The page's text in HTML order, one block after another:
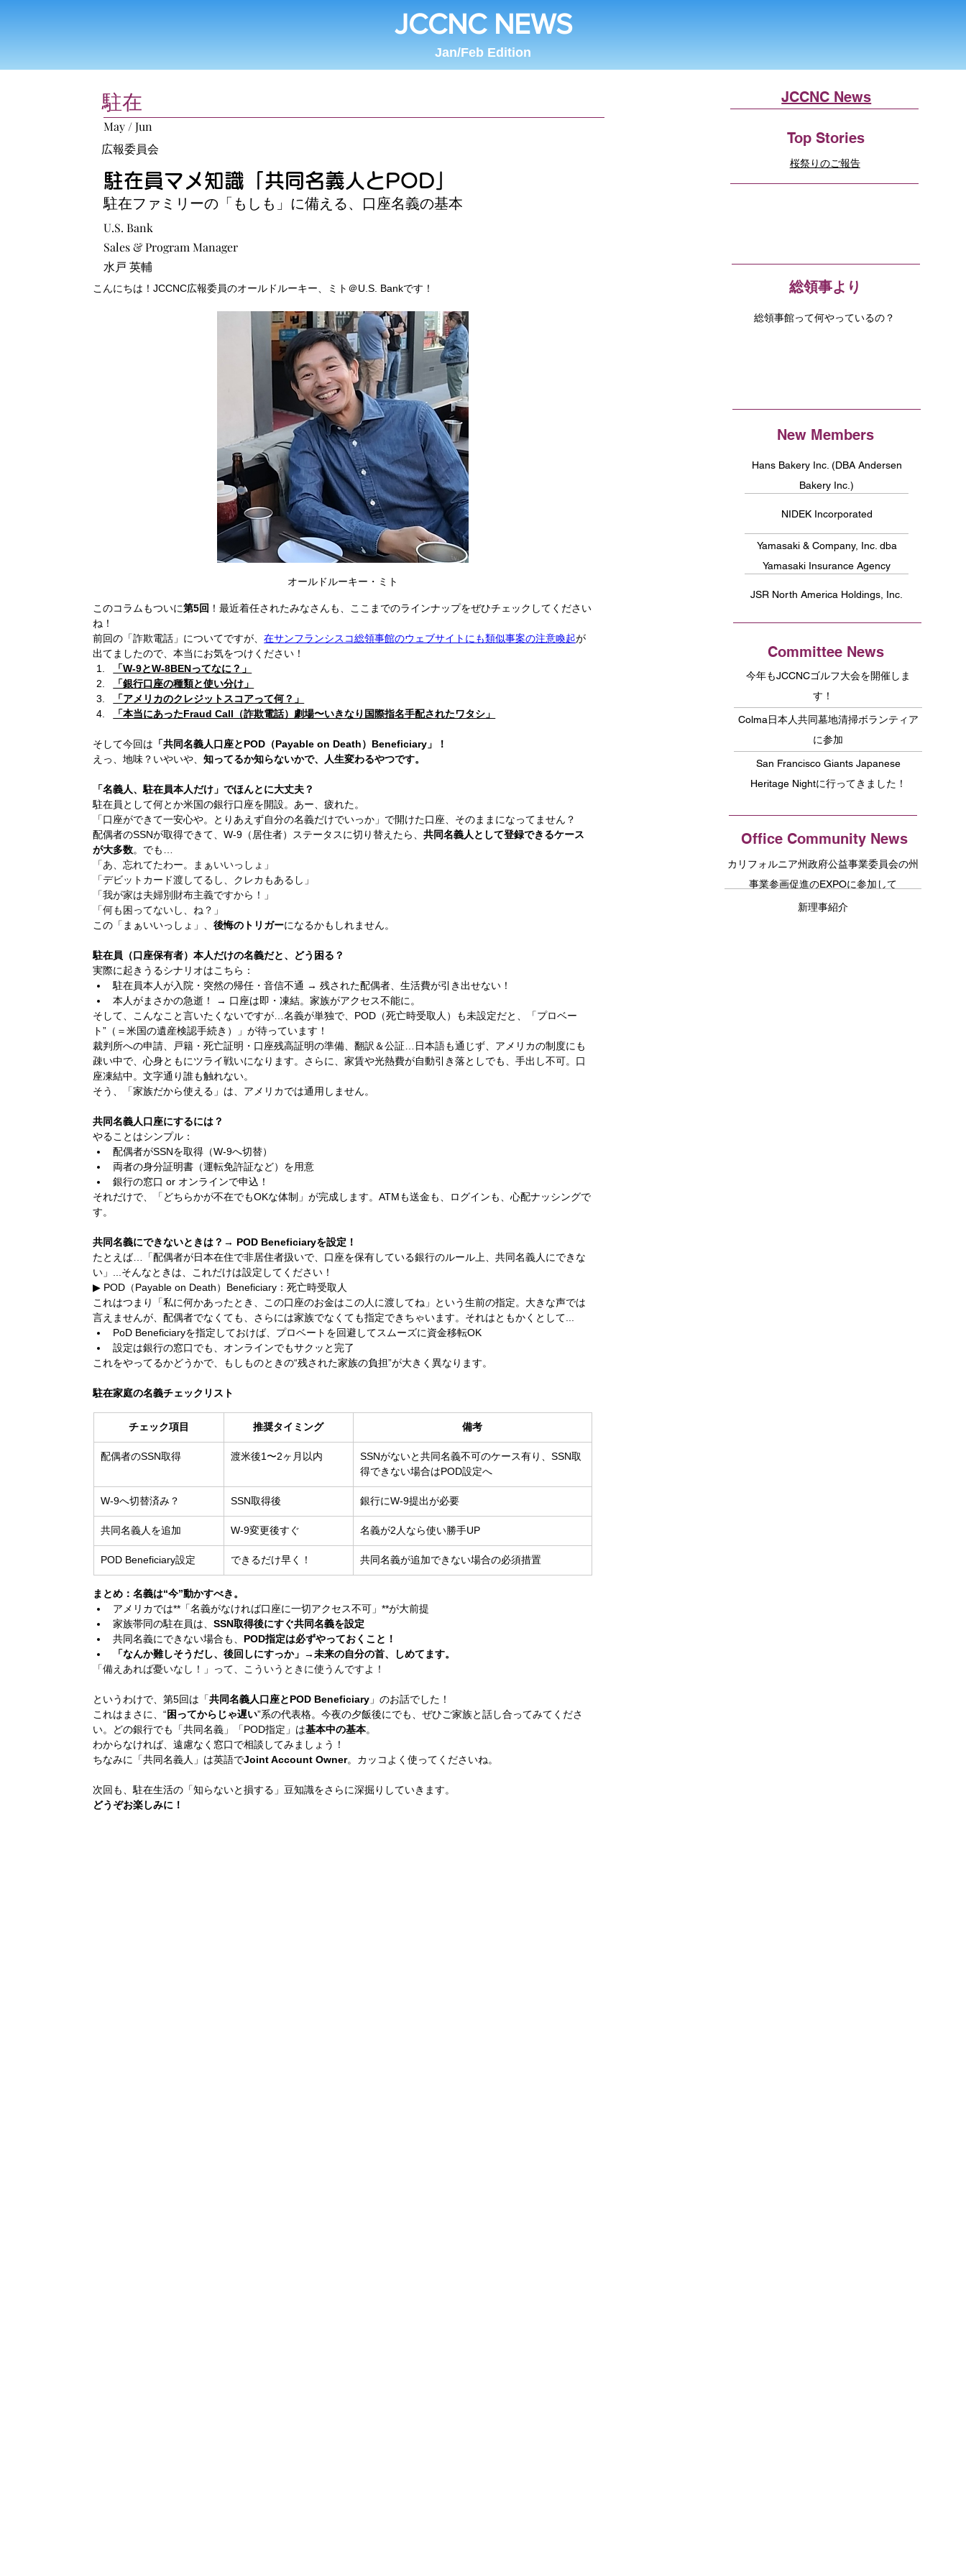
JCCNC NEWS
Jan/Feb Edition
駐在
May / Jun
広報委員会
駐在員マメ知識「共同名義人とPOD」
駐在ファミリーの「もしも」に備える、口座名義の基本
U.S. Bank
Sales & Program Manager
水戸 英輔
こんにちは！JCCNC広報委員のオールドルーキー、ミト＠U.S. Bankです！
オールドルーキー・ミト
このコラムもついに第5回 ！最近着任されたみなさんも、ここまでのラインナップをぜひチェックしてください
ね！
前回の「詐欺電話」についてですが、在サンフランシスコ総領事館のウェブサイトにも類似事案の注意喚起が
出てましたので、本当にお気をつけください！
「W-9とW-8BENってなに？」
「銀行口座の種類と使い分け」
「アメリカのクレジットスコアって何？」
「本当にあったFraud Call（詐欺電話）劇場〜いきなり国際指名手配されたワタシ」
そして今回は 「共同名義人口座とPOD（Payable on Death）Beneficiary」！
えっ、地味？いやいや、知ってるか知らないかで、人生変わるやつです。
「名義人、駐在員本人だけ」でほんとに大丈夫？
駐在員として何とか米国の銀行口座を開設。あー、疲れた。
「口座ができて一安心や。とりあえず自分の名義だけでいっか」で開けた口座、そのままになってません？
配偶者のSSNが取得できて、W-9（居住者）ステータスに切り替えたら、共同名義人として登録できるケース
が大多数。でも…
「あ、忘れてたわー。まぁいいっしょ」
「デビットカード渡してるし、クレカもあるし」
「我が家は夫婦別財布主義ですから！」
「何も困ってないし、ね？」
この「まぁいいっしょ」、後悔のトリガーになるかもしれません。
駐在員（口座保有者）本人だけの名義だと、どう困る？
実際に起きうるシナリオはこちら：
駐在員本人が入院・突然の帰任・音信不通 → 残された配偶者、生活費が引き出せない！
本人がまさかの急逝！ → 口座は即・凍結。家族がアクセス不能に。
そして、こんなこと言いたくないですが…名義が単独で、POD（死亡時受取人）も未設定だと、「プロベー
ト”（＝米国の遺産検認手続き）」が待っています！
裁判所への申請、戸籍・死亡証明・口座残高証明の準備、翻訳＆公証…日本語も通じず、アメリカの制度にも
疎い中で、心身ともにツライ戦いになります。さらに、家賃や光熱費が自動引き落としでも、手出し不可。口
座凍結中。文字通り誰も触れない。
そう、「家族だから使える」は、アメリカでは通用しません。
共同名義人口座にするには？
やることはシンプル：
配偶者がSSNを取得（W-9へ切替）
両者の身分証明書（運転免許証など）を用意
銀行の窓口 or オンラインで申込！
それだけで、「どちらかが不在でもOKな体制」が完成します。ATMも送金も、ログインも、心配ナッシングで
す。
共同名義にできないときは？→ POD Beneficiaryを設定！
たとえば…「配偶者が日本在住で非居住者扱いで、口座を保有している銀行のルール上、共同名義人にできな
い」...そんなときは、これだけは設定してください！
▶ POD（Payable on Death）Beneficiary：死亡時受取人
これはつまり「私に何かあったとき、この口座のお金はこの人に渡してね」という生前の指定。大きな声では
言えませんが、配偶者でなくても、さらには家族でなくても指定できちゃいます。それはともかくとして...
PoD Beneficiaryを指定しておけば、プロベートを回避してスムーズに資金移転OK
設定は銀行の窓口でも、オンラインでもサクッと完了
これをやってるかどうかで、もしものときの“残された家族の負担”が大きく異なります。
駐在家庭の名義チェックリスト
チェック項目 推奨タイミング 備考
配偶者のSSN取得 渡米後1〜2ヶ月以内
SSNがないと共同名義不可のケース有り、SSN取
得できない場合はPOD設定へ
W-9へ切替済み？ SSN取得後 銀行にW-9提出が必要
共同名義人を追加 W-9変更後すぐ 名義が2人なら使い勝手UP
POD Beneficiary設定 できるだけ早く！ 共同名義が追加できない場合の必須措置
まとめ：名義は“今”動かすべき。
アメリカでは**「名義がなければ口座に一切アクセス不可」**が大前提
家族帯同の駐在員は、SSN取得後にすぐ共同名義を設定
共同名義にできない場合も、 POD指定は必ずやっておくこと！
「なんか難しそうだし、後回しにすっか」→未来の自分の首、しめてます。
「備えあれば憂いなし！」って、こういうときに使うんですよ！
というわけで、第5回は「共同名義人口座とPOD Beneficiary 」のお話でした！
これはまさに、“困ってからじゃ遅い”系の代表格。今夜の夕飯後にでも、ぜひご家族と話し合ってみてくださ
い。どの銀行でも「共同名義」「POD指定」は基本中の基本。
わからなければ、遠慮なく窓口で相談してみましょう！
ちなみに「共同名義人」は英語でJoint Account Owner。カッコよく使ってくださいね。
次回も、駐在生活の「知らないと損する」豆知識をさらに深掘りしていきます。
どうぞお楽しみに！
JCCNC News
Top Stories
New Members
Hans Bakery Inc. (DBA Andersen
Bakery Inc.)
NIDEK Incorporated
Yamasaki & Company, Inc. dba
Yamasaki Insurance Agency
JSR North America Holdings, Inc.
Committee News
今年もJCCNCゴルフ大会を開催しま
す！
Colma日本人共同墓地清掃ボランティア
に参加
San Francisco Giants Japanese
Heritage Nightに行ってきました！
桜祭りのご報告
総領事館って何やっているの？
総領事より
Office Community News
カリフォルニア州政府公益事業委員会の州
事業参画促進のEXPOに参加して
新理事紹介